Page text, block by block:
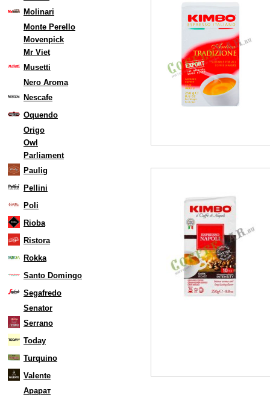
Molinari
Monte Perello
Movenpick
Mr Viet
Musetti
Nero Aroma
Nescafe
Oquendo
Origo
Owl
Parliament
Paulig
Pellini
Poli
Rioba
Ristora
Rokka
Santo Domingo
Segafredo
Senator
Serrano
Today
Turquino
Valente
Арарат